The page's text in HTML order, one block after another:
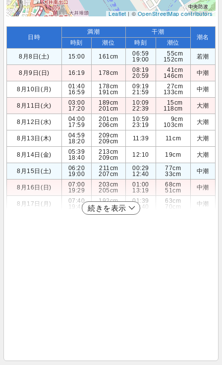
Leaflet| ©OpenStreetMap contributors
日時
満潮 干潮
潮名
時刻 潮位 時刻
潮位
8月8日(土)
15:00 161cm
06:59
19:00
55cm
152cm
若潮
8月9日(日) 16:19 178cm
08:19
20:59
41cm
146cm
中潮
8月10日(月)
01:40
16:59
178cm
191cm
09:19
21:59
27cm
133cm
中潮
8月11日(火)
03:00
17:20
189cm
201cm
10:09
22:39
15cm
118cm
大潮
8月12日(水)
04:00
17:59
201cm
206cm
10:59
23:19
9cm
103cm
大潮
8月13日(木)
04:59
18:20
209cm
209cm
11:39 11cm 大潮
8月14日(金)
05:39
18:40
213cm
209cm
12:10 19cm 大潮
8月15日(土)
06:20
19:00
211cm
207cm
00:29
12:40
77cm
33cm
中潮
8月16日(日)
07:00
19:29
203cm
205cm
01:00
13:19
68cm
51cm
中潮
8月17日(月)
07:40
19:49
192cm
201cm
01:39
13:40
63cm
70cm
中潮
続きを表示